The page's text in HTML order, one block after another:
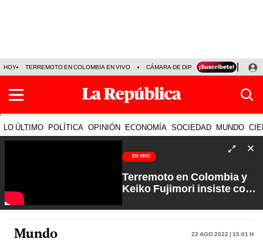
HOY TERREMOTO EN COLOMBIA EN VIVO CÁMARA DE DIPUTADOS PRECIO
LO ÚLTIMO POLÍTICA OPINIÓN ECONOMÍA SOCIEDAD MUNDO
EN VIVO
Terremoto en Colombia y
Keiko Fujimori insiste con
Olvide con Carlos Cornejo
Mundo 22 Ago 2022 | 15:01 h